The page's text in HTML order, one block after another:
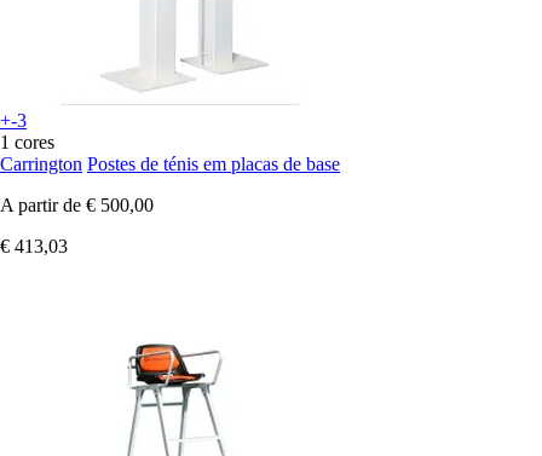
+-3
1 cores
Carrington Postes de ténis em placas de base
A partir de € 500,00
€ 413,03